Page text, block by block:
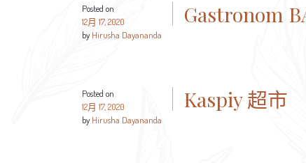
Posted on
12月 17, 2020
byHirusha Dayananda
Gastronom
Posted on
12月 17, 2020
by Hirusha Dayananda
Kaspiy 超市